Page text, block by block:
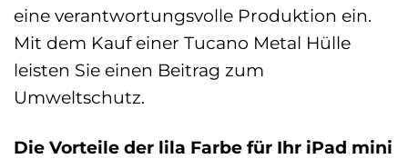
eine verantwortungsvolle Produktion ein.
Mit dem Kauf einer Tucano Metal Hülle
leisten Sie einen Beitrag zum
Umweltschutz.
Die Vorteile der lila Farbe für Ihr iPad mini